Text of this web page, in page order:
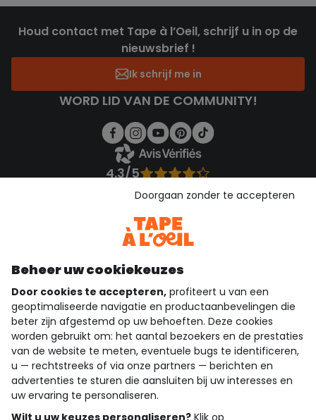
Houd contact met Tape à l’Oeil, schrijf u in op de
nieuwsbrief !
Ik schrijf me in
WORD LID VAN DE COMMUNITY!
4.3/5
Bekijk de vertrouwensverklaring
Download onze applicatie
Ontdek onze applicatie
wie zijn we?
hulp nodig
loyalty club
Beheer uw cookiekeuzes
Door cookies te accepteren, profiteert u van een
geoptimaliseerde navigatie en productaanbevelingen die
beter zijn afgestemd op uw behoeften. Deze cookies
worden gebruikt om: het aantal bezoekers en de prestaties
van de website te meten, eventuele bugs te identificeren,
u — rechtstreeks of via onze partners — berichten en
advertenties te sturen die aansluiten bij uw interesses en
uw ervaring te personaliseren.
Wilt u uw keuzes personaliseren? Klik op
Doorgaan zonder te accepteren